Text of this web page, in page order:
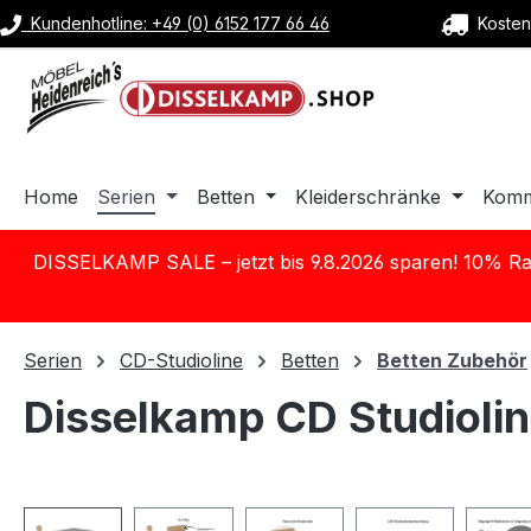
Hauptinhalt springen
Zur Suche springen
Zur Hauptnavigation springen
Kundenhotline: +49 (0) 6152 177 66 46
Home Serien Betten Kleiderschränke
DISSELKAMP SALE – jetzt bis 9.8.2026 sparen! 10%
Serien CD-Studioline Betten Betten Zubehör
Disselkamp CD
Bildergalerie überspringen